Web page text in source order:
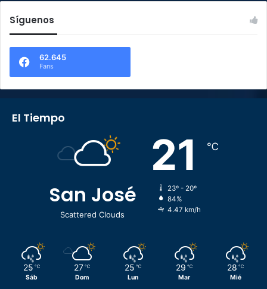
Síguenos
62.645
Fans
El Tiempo
San José
Scattered Clouds
21 ℃
23º - 20º
84%
4.47 km/h
25 ℃
Sáb
27 ℃
Dom
25 ℃
Lun
29 ℃
Mar
28 ℃
Mié